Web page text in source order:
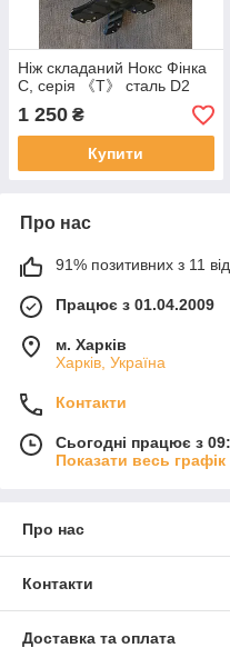
Ніж складаний Нокс Фінка
С, серія 《Т》 сталь D2
1 250 ₴
Купити
Про нас
91% позитивних з 11
Працює з 01.04.2009
м. Харків
Харків, Україна
Контакти
Сьогодні працює з
Показати весь
Про нас
Контакти
Доставка та оплата